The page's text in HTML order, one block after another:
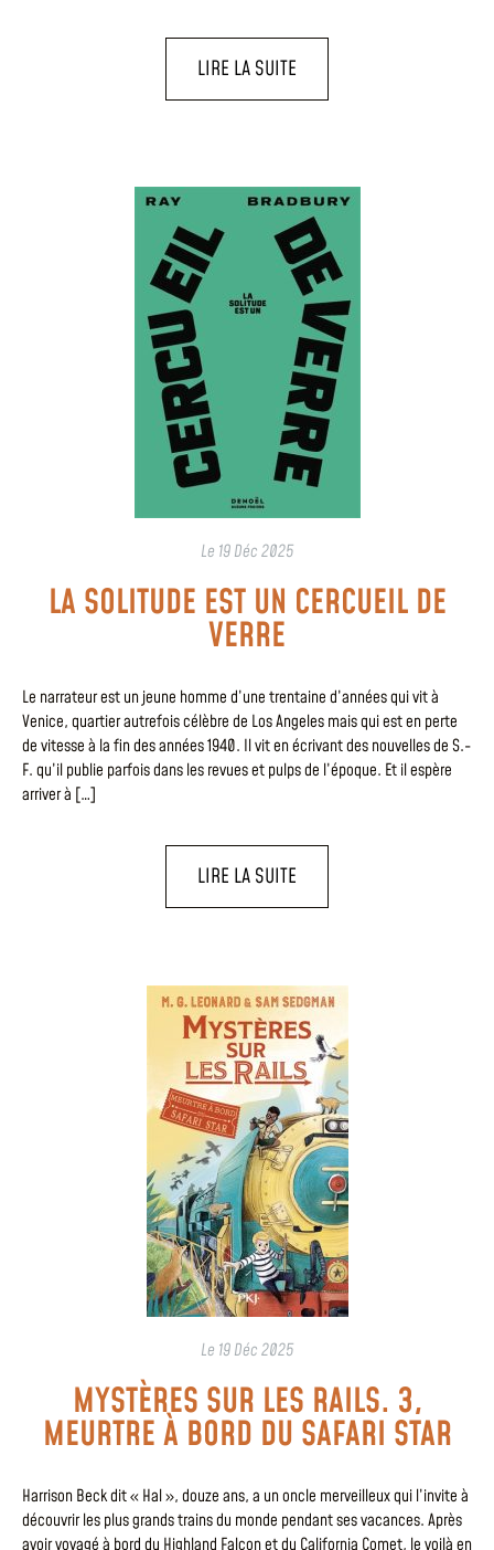
LIRE LA SUITE
Le 19 Déc 2025
LA SOLITUDE EST UN CERCUEIL DE
VERRE
Le narrateur est un jeune homme d’une trentaine d’années qui vit à
Venice, quartier autrefois célèbre de Los Angeles mais qui est en perte
de vitesse à la fin des années 1940. Il vit en écrivant des nouvelles de S.-
F. qu’il publie parfois dans les revues et pulps de l’époque. Et il espère
arriver à […]
LIRE LA SUITE
Le 19 Déc 2025
MYSTÈRES SUR LES RAILS. 3,
MEURTRE À BORD DU SAFARI STAR
Harrison Beck dit « Hal », douze ans, a un oncle merveilleux qui l’invite à
découvrir les plus grands trains du monde pendant ses vacances. Après
avoir voyagé à bord du Highland Falcon et du California Comet, le voilà en